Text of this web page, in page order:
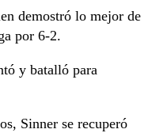
demostró lo mejor de
por 6-2.
y batalló para
Sinner se recuperó